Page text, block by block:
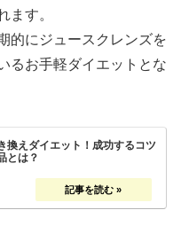
ます。
的にジュースクレンズを
るお手軽ダイエットとな
換えダイエット！成功するコツ
とは？